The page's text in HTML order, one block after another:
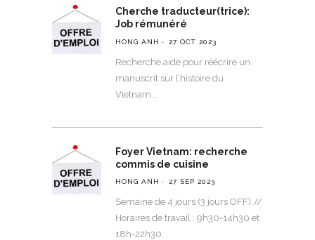
Cherche traducteur(trice):
Job rémunéré
HONG ANH 27 OCT 2023
Recherche aide pour réécrire un
manuscrit sur l’histoire du
Vietnam
Foyer Vietnam: recherche
commis de cuisine
HONG ANH 27 SEP 2023
Semaine de 4 jours (3 jours OFF) //
Horaires de travail : 9h30-14h30 et
18h-22h30